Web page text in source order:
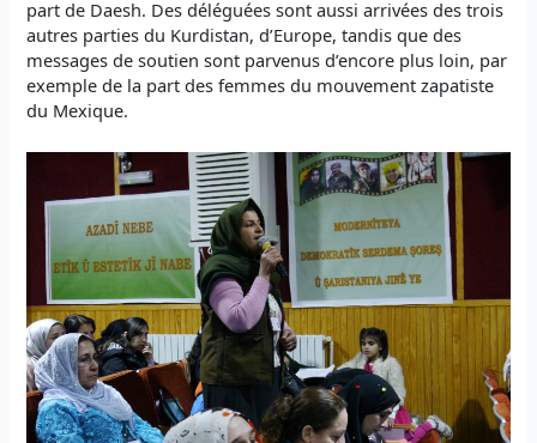
part de Daesh. Des déléguées sont aussi arrivées des trois
autres parties du Kurdistan, d’Europe, tandis que des
messages de soutien sont parvenus d’encore plus loin, par
exemple de la part des femmes du mouvement zapatiste
du Mexique.